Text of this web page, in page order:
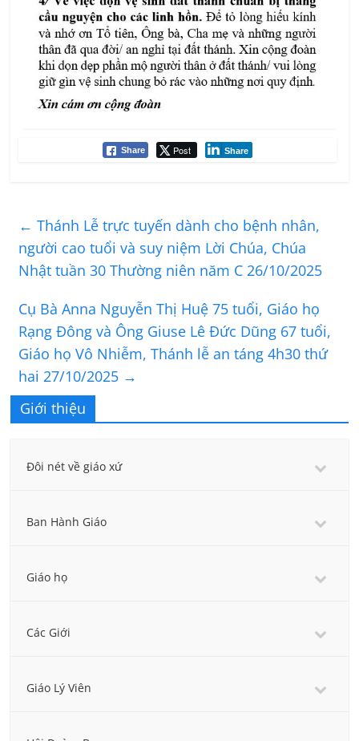
Share Post Share
← Thánh Lễ trực tuyến dành cho bệnh nhân,
người cao tuổi và suy niệm Lời Chúa, Chúa
Nhật tuần 30 Thường niên năm C 26/10/2025
Cụ Bà Anna Nguyễn Thị Huệ 75 tuổi, Giáo họ
Rạng Đông và Ông Giuse Lê Đức Dũng 67 tuổi,
Giáo họ Vô Nhiễm, Thánh lễ an táng 4h30 thứ
hai 27/10/2025 →
Giới thiệu
Đôi nét về giáo xứ
Ban Hành Giáo
Giáo họ
Các Giới
Giáo Lý Viên